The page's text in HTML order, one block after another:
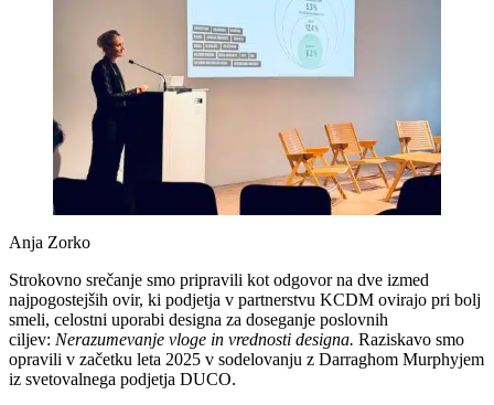
Anja Zorko
Strokovno srečanje smo pripravili kot odgovor na dve izmed
najpogostejših ovir, ki podjetja v partnerstvu KCDM ovirajo pri bolj
smeli, celostni uporabi designa za doseganje poslovnih
ciljev: Nerazumevanje vloge in vrednosti designa. Raziskavo smo
opravili v začetku leta 2025 v sodelovanju z Darraghom Murphyjem
iz svetovalnega podjetja DUCO.